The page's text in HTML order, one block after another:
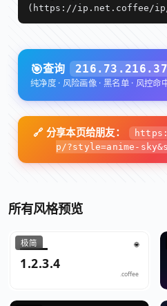
(https://ip.net.coffee/
🎯查询 216.73.216.37
纯净度 · 风险画像 · 黑名单 · 风控命
🔗 分享本页给朋友：
p/?style=anime-
所有风格预览
🌐
1.2.3.4
.coffee
极简